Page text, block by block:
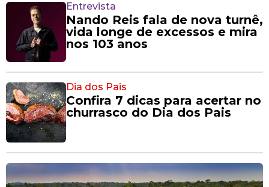
Entrevista
Nando Reis fala de nova turnê,
vida longe de excessos e mira
nos 103 anos
Dia dos Pais
Confira 7 dicas para acertar no
churrasco do Dia dos Pais